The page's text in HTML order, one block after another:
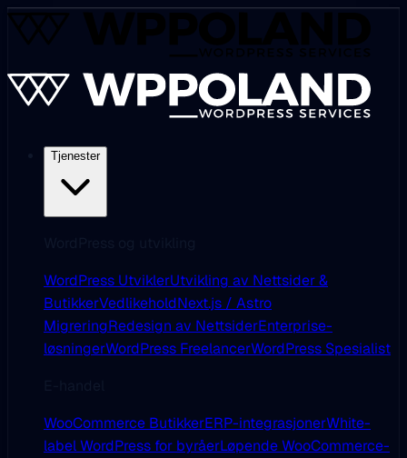
Tjenester
WordPress UtviklerUtvikling av Nettsider &
ButikkerVedlikeholdNext.js / Astro
MigreringRedesign av NettsiderEnterprise-
løsningerWordPress FreelancerWordPress Spesialist
WooCommerce ButikkerERP-integrasjonerWhite-
label WordPress for byråerLøpende WooCommerce-